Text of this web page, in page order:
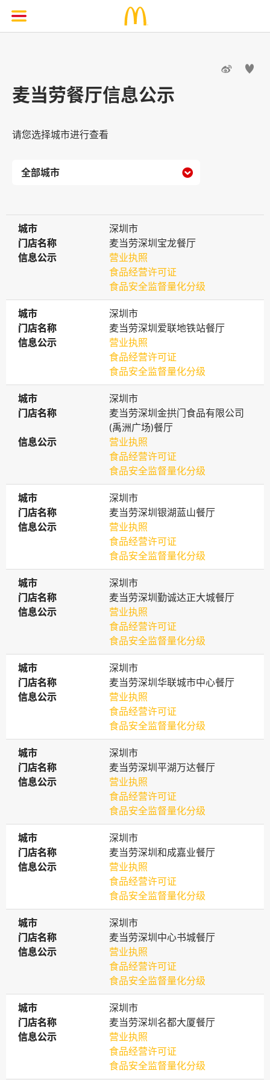
 
麦当劳餐厅信息公示
请您选择城市进行查看

城市
城市
深圳市
门店名称
门店名称
麦当劳深圳宝龙餐厅
信息公示
信息公示
营业执照
食品经营许可证
食品安全监督量化分级
城市
城市
深圳市
门店名称
门店名称
麦当劳深圳爱联地铁站餐厅
信息公示
信息公示
营业执照
食品经营许可证
食品安全监督量化分级
城市
城市
深圳市
门店名称
门店名称
麦当劳深圳金拱门食品有限公司
(禹洲广场)餐厅
信息公示
信息公示
营业执照
食品经营许可证
食品安全监督量化分级
城市
城市
深圳市
门店名称
门店名称
麦当劳深圳银湖蓝山餐厅
信息公示
信息公示
营业执照
食品经营许可证
食品安全监督量化分级
城市
城市
深圳市
门店名称
门店名称
麦当劳深圳勤诚达正大城餐厅
信息公示
信息公示
营业执照
食品经营许可证
食品安全监督量化分级
城市
城市
深圳市
门店名称
门店名称
麦当劳深圳华联城市中心餐厅
信息公示
信息公示
营业执照
食品经营许可证
食品安全监督量化分级
城市
城市
深圳市
门店名称
门店名称
麦当劳深圳平湖万达餐厅
信息公示
信息公示
营业执照
食品经营许可证
食品安全监督量化分级
城市
城市
深圳市
门店名称
门店名称
麦当劳深圳和成嘉业餐厅
信息公示
信息公示
营业执照
食品经营许可证
食品安全监督量化分级
城市
城市
深圳市
门店名称
门店名称
麦当劳深圳中心书城餐厅
信息公示
信息公示
营业执照
食品经营许可证
食品安全监督量化分级
城市
城市
深圳市
门店名称
门店名称
麦当劳深圳名都大厦餐厅
信息公示
信息公示
营业执照
食品经营许可证
食品安全监督量化分级